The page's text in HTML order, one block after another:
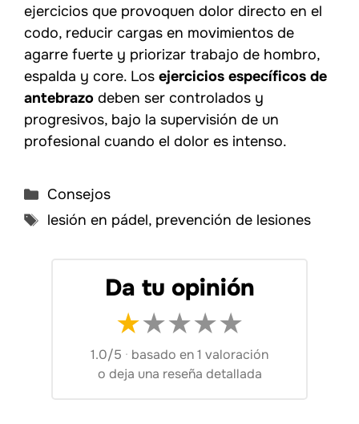
ejercicios que provoquen dolor directo en el
codo, reducir cargas en movimientos de
agarre fuerte y priorizar trabajo de hombro,
espalda y core. Los ejercicios específicos de
antebrazo deben ser controlados y
progresivos, bajo la supervisión de un
profesional cuando el dolor es intenso.
Categorías
Consejos
Etiquetas
lesión en pádel, prevención de lesiones
Da tu opinión
★★★★★
1.0/5 · basado en 1 valoración
o deja una reseña detallada